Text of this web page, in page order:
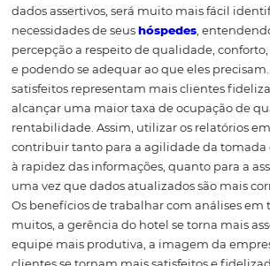
real torna os processos mais
nos processos e o fato da informação
um único lugar diminuem
comunicação. Além disso, essa
que a gerência consiga ter um
hotel e possa tomar decisões com
Clientes mais
e fidelizados